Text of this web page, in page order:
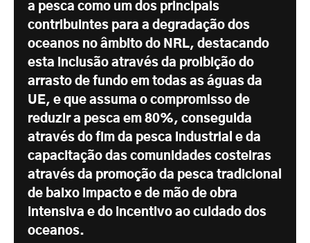
a pesca como um dos principais
contribuintes para a degradação dos
oceanos no âmbito do NRL, destacando
esta inclusão através da proibição do
arrasto de fundo em todas as águas da
UE, e que assuma o compromisso de
reduzir a pesca em 80%, conseguida
através do fim da pesca industrial e da
capacitação das comunidades costeiras
através da promoção da pesca tradicional
de baixo impacto e de mão de obra
intensiva e do incentivo ao cuidado dos
oceanos.